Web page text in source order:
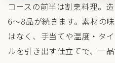
コースの前半は割烹料理。
6〜8品が続きます。素材の
はなく、手当てや温度・タ
ルを引き出す仕立てで、一